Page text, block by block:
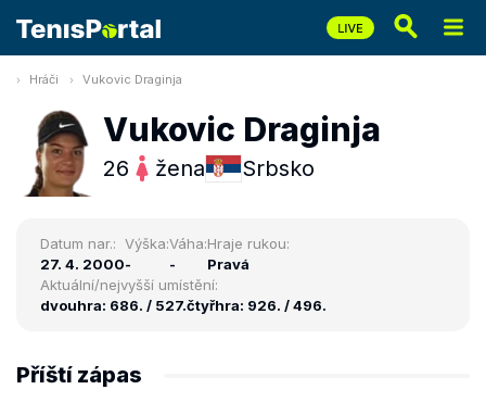
Hráči Vukovic Draginja
Vukovic Draginja
26 žena Srbsko
Datum nar.:
27. 4. 2000
Výška:
-
Váha:
-
Hraje rukou:
Pravá
Aktuální/nejvyšší umístění:
dvouhra: 686. / 527.čtyřhra: 926. / 496.
Příští zápas